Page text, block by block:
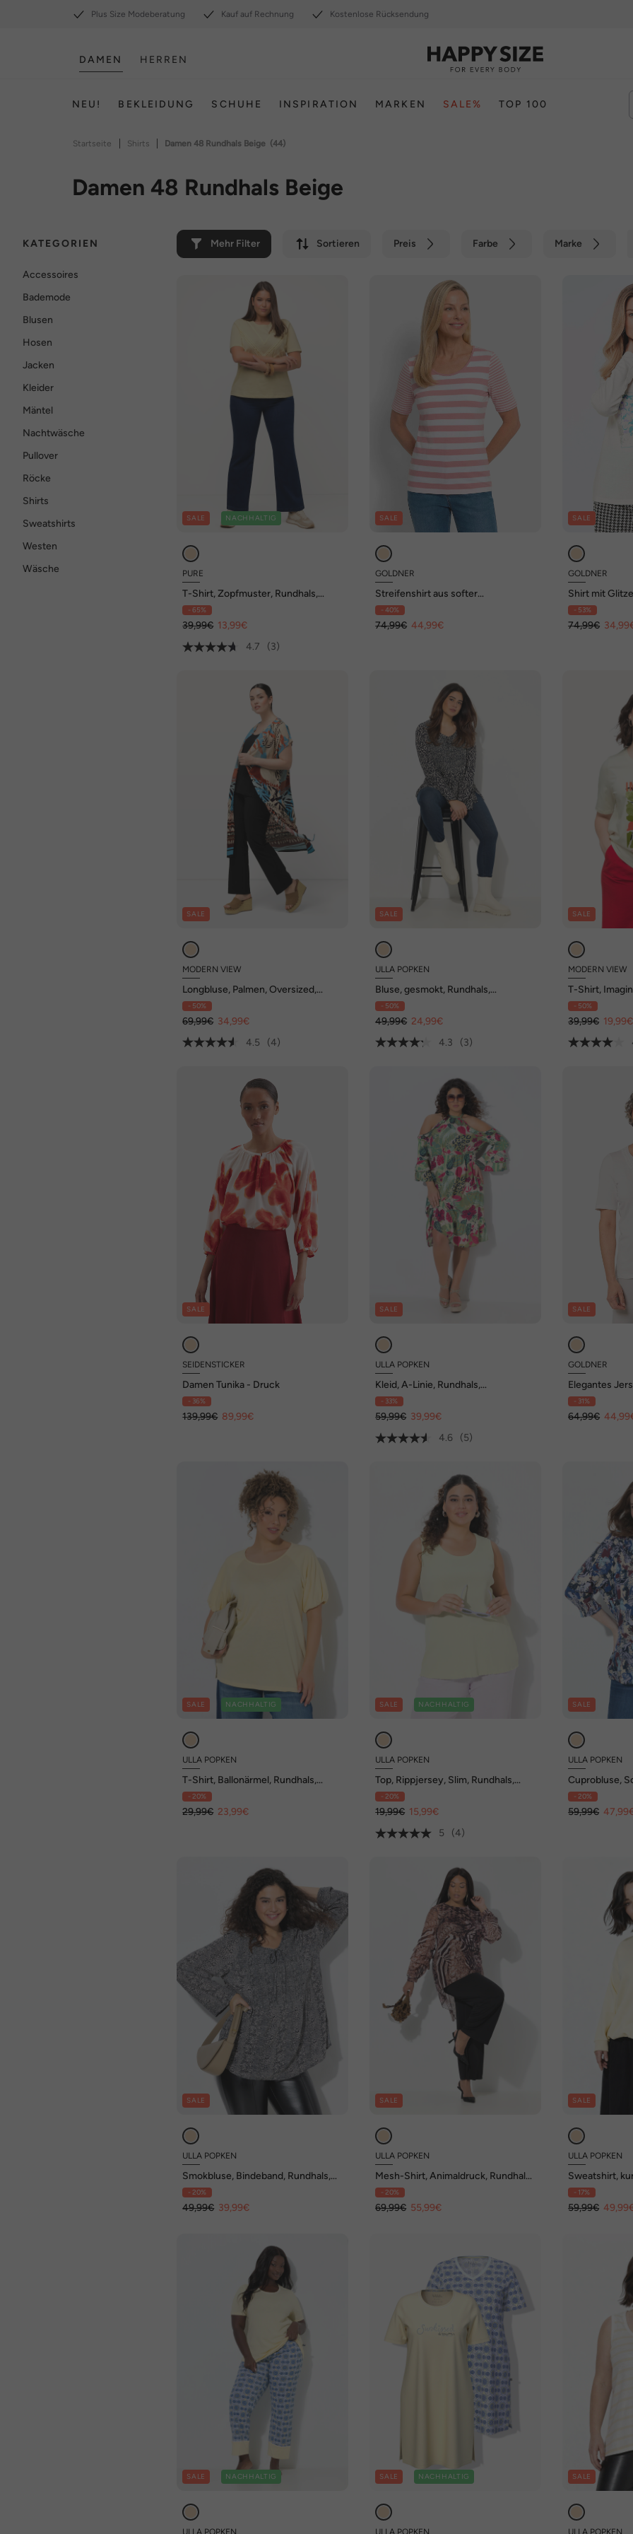
Plus Size Modeberatung Kauf auf Rechnung Kostenlose Rücksendung
DAMEN HERREN
NEU! BEKLEIDUNG SCHUHE INSPIRATION MARKEN SALE% TOP 100
Startseite | Shirts | Damen 48 Rundhals Beige (44)
Damen 48 Rundhals Beige
KATEGORIEN Mehr Filter Sortieren Preis Farbe Marke
Accessoires
Bademode
Blusen
Hosen
Jacken
Kleider
Mäntel
Nachtwäsche
Pullover
Röcke
Shirts
Sweatshirts
Westen
Wäsche
SALE NACHHALTIG
PURE
T-Shirt, Zopfmuster, Rundhals,
Halbarm, Biobaumwolle
- 65%
39,99€ 13,99€
4.7
(3)
SALE
GOLDNER
Streifenshirt aus softer
Baumwollmischung
- 40%
74,99€ 44,99€
SALE
GOLDNER
Shirt mit
- 53%
74,99€
SALE
MODERN VIEW
Longbluse, Palmen, Oversized,
Rundhals, ärmellos
- 50%
69,99€ 34,99€
4.5
(4)
SALE
ULLA POPKEN
Bluse, gesmokt, Rundhals,
ausgestellter Langarm
- 50%
49,99€ 24,99€
4.3
(3)
SALE
MODERN VIEW
T-Shirt,
Halbarm
- 50%
39,99€ 19,99€
SALE
SEIDENSTICKER
Damen Tunika - Druck
- 36%
139,99€ 89,99€
SALE
ULLA POPKEN
Kleid, A-Linie, Rundhals,
schulterfrei, 3/4-Arm
- 33%
59,99€ 39,99€
4.6
(5)
SALE
GOLDNER
Elegantes
- 31%
64,99€
SALE NACHHALTIG
ULLA POPKEN
T-Shirt, Ballonärmel, Rundhals,
Halbarm, Modalmix
- 20%
29,99€ 23,99€
SALE NACHHALTIG
ULLA POPKEN
Top, Rippjersey, Slim, Rundhals,
ärmellos
- 20%
19,99€ 15,99€
5
(4)
SALE
ULLA POPKEN
Cuprobluse,
Rundhals, 3/
- 20%
59,99€
SALE
ULLA POPKEN
Smokbluse, Bindeband, Rundhals,
Langarm
- 20%
49,99€ 39,99€
SALE
ULLA POPKEN
Mesh-Shirt, Animaldruck, Rundhals,
drapierter Langarm
- 20%
69,99€ 55,99€
SALE
ULLA POPKEN
Sweatshirt,
Langarm
- 17%
59,99€
SALE NACHHALTIG
ULLA POPKEN
SALE NACHHALTIG
ULLA POPKEN
SALE
ULLA POPKEN